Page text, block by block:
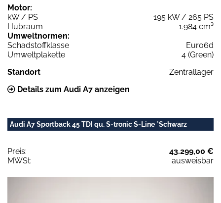
Motor:
kW / PS
195 kW / 265 PS
Hubraum
1.984 cm³
Umweltnormen:
Schadstoffklasse
Euro6d
Umweltplakette
4 (Green)
Standort
Zentrallager
Details zum Audi A7 anzeigen
Audi A7 Sportback 45 TDI qu. S-tronic S-Line *Schwarz
Preis:
43.299,00 €
MWSt:
ausweisbar